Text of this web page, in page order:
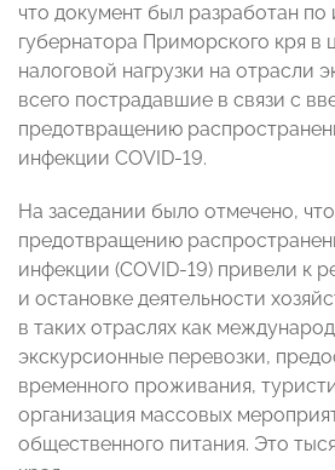
что документ был разработан по
губернатора Приморского кря в
налоговой нагрузки на отрасли
всего пострадавшие в связи с
предотвращению
инфекции COVID-19.
На заседании было отмечено,
предотвращению
инфекции (COVID-19) привели к
и остановке деятельности
в таких отраслях как
экскурсионные перевозки,
временного проживания,
организация массовых
общественного питания. Это